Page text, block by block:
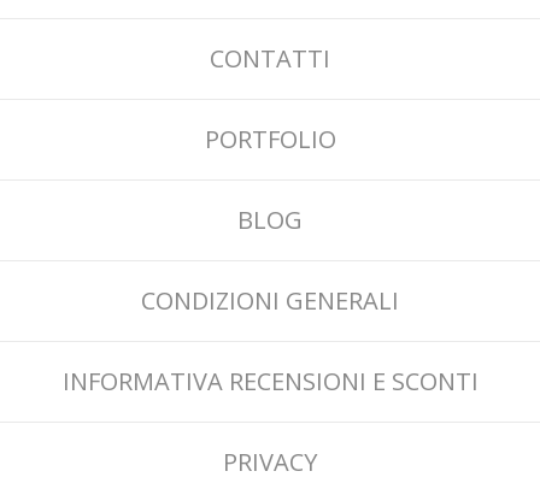
CONTATTI
PORTFOLIO
BLOG
CONDIZIONI GENERALI
INFORMATIVA RECENSIONI E SCONTI
PRIVACY